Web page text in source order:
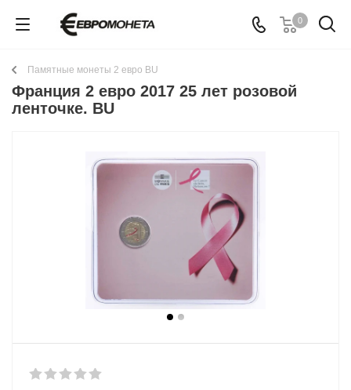
0
Памятные монеты 2 евро BU
Франция 2 евро 2017 25 лет розовой
ленточке. BU